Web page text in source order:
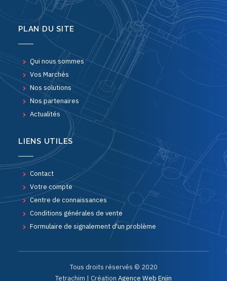
PLAN DU SITE
Qui nous sommes
Vos Marchés
Nos solutions
Nos partenaires
Actualités
LIENS UTILES
Contact
Votre compte
Centre de connaissances
Conditions générales de vente
Formulaire de signalement d'un problème
Tous droits réservés © 2020
Tetrachim | Création Agence Web Enjin